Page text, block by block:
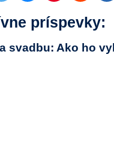
príspevky:
svadbu: Ako ho